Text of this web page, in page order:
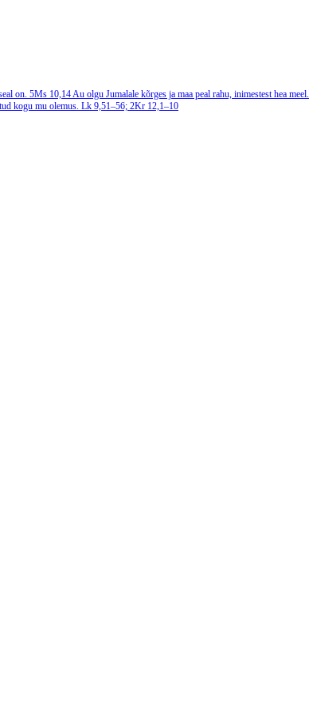
on. 5Ms 10,14Au olgu Jumalale kõrges ja maa peal rahu, inimestest hea meel.
kogu mu olemus. Lk 9,51–56; 2Kr 12,1–10